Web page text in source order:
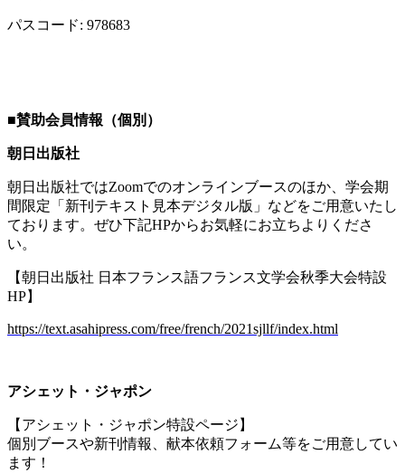
パスコード: 978683
■賛助会員情報（個別）
朝日出版社
朝日出版社ではZoomでのオンラインブースのほか、学会期
間限定「新刊テキスト見本デジタル版」などをご用意いたし
ております。ぜひ下記HPからお気軽にお立ちよりくださ
い。
【朝日出版社 日本フランス語フランス文学会秋季大会特設
HP】
https://text.asahipress.com/free/french/2021sjllf/index.html
アシェット・ジャポン
【アシェット・ジャポン特設ページ】
個別ブースや新刊情報、献本依頼フォーム等をご用意してい
ます！